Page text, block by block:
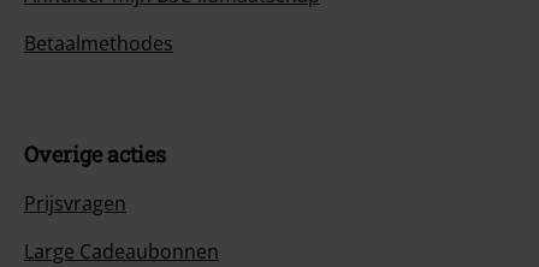
Betaalmethodes
Overige acties
Prijsvragen
Large Cadeaubonnen